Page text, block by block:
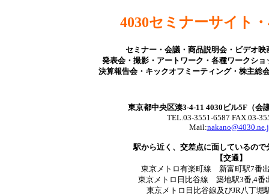
4030セミナーサイト
セミナー・会議・商品説明会・ビデオ映
発表会・撮影・アートワーク・各種ワークシ
決算報告会・キックオフミーティング・株主総
東京都中央区湊3-4-11 4030ビル5F（会
TEL.03-3551-6587 FAX.03-
Mail:
駅から近く、交差点に面しているので
【交通】
東京メトロ有楽町線 新富町駅7番
東京メトロ日比谷線 築地駅3番,4番
東京メトロ日比谷線及びJR八丁堀